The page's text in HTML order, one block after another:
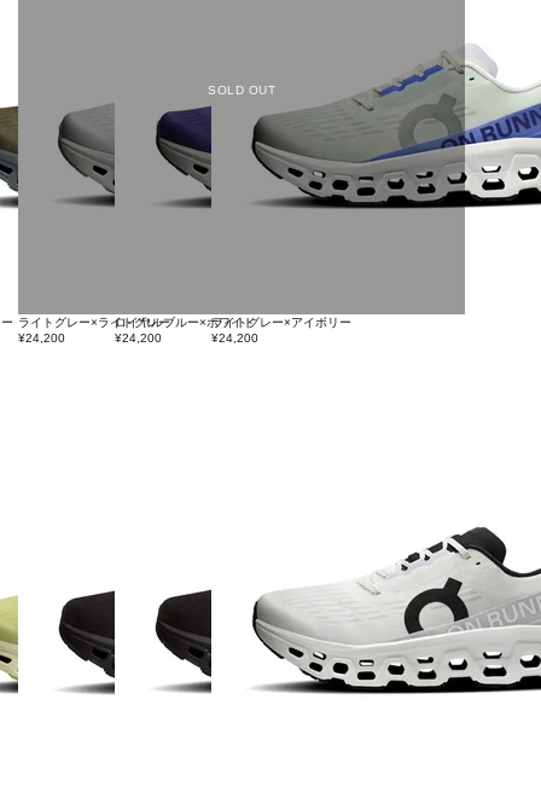
SOLD OUT
ライトグレー×ライトグレー
¥24,200
ロイヤルブルー×ホワイト
¥24,200
ライトグレー×アイボリー
¥24,200